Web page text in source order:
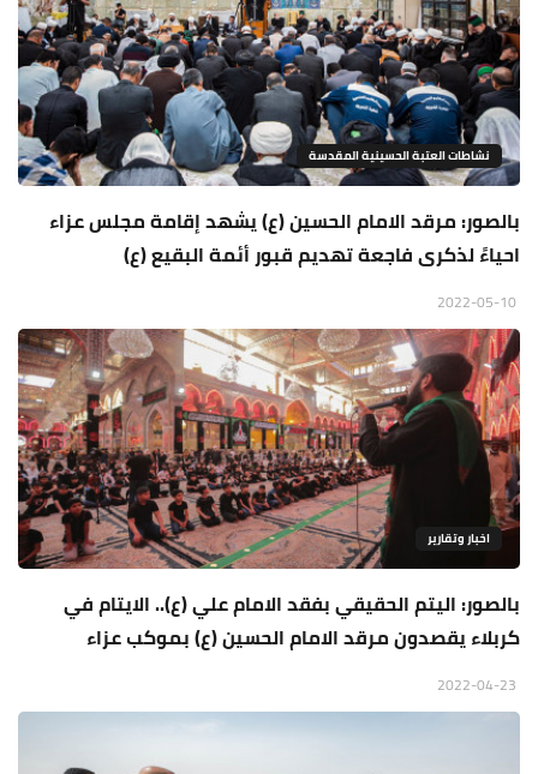
نشاطات العتبة الحسينية المقدسة
بالصور: مرقد الامام الحسين (ع) يشهد إقامة مجلس عزاء
احياءً لذكرى فاجعة تهديم قبور أئمة البقيع (ع)
اخبار وتقارير
بالصور: اليتم الحقيقي بفقد الامام علي (ع).. الايتام في
كربلاء يقصدون مرقد الامام الحسين (ع) بموكب عزاء